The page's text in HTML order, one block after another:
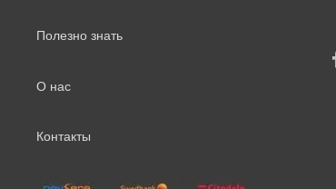
Полезно знать
О нас
Контакты